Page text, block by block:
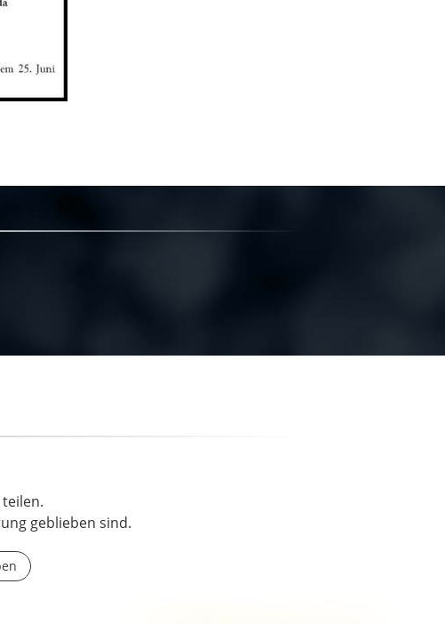
geblieben sind.